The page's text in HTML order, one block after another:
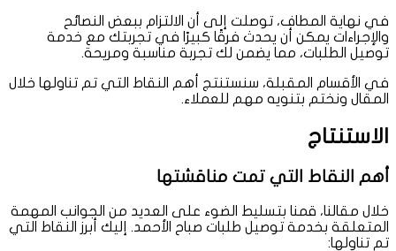
في نهاية المطاف، توصلت إلى أن الالتزام ببعض النصائح
والإجراءات يمكن أن يحدث فرقًا كبيرًا في تجربتك مع خدمة
توصيل الطلبات، مما يضمن لك تجربة مناسبة ومريحة.
في الأقسام المقبلة، سنستنتج أهم النقاط التي تم تناولها خلال
المقال ونختم بتنويه مهم للعملاء.
الاستنتاج
أهم النقاط التي تمت مناقشتها
خلال مقالنا، قمنا بتسليط الضوء على العديد من الجوانب المهمة
المتعلقة بخدمة توصيل طلبات صباح الأحمد. إليك أبرز النقاط التي
تم تناولها: